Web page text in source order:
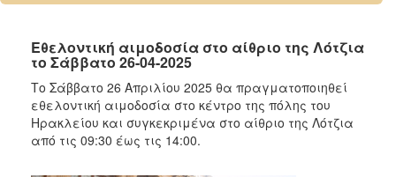
2024
2022
2021
2020
2019
Εθελοντική αιμοδοσία στο αίθριο της Λότζια
το Σάββατο 26-04-2025
Το Σάββατο 26 Απριλίου 2025 θα πραγματοποιηθεί
εθελοντική αιμοδοσία στο κέντρο της πόλης του
Ηρακλείου και συγκεκριμένα στο αίθριο της Λότζια
από τις 09:30 έως τις 14:00.